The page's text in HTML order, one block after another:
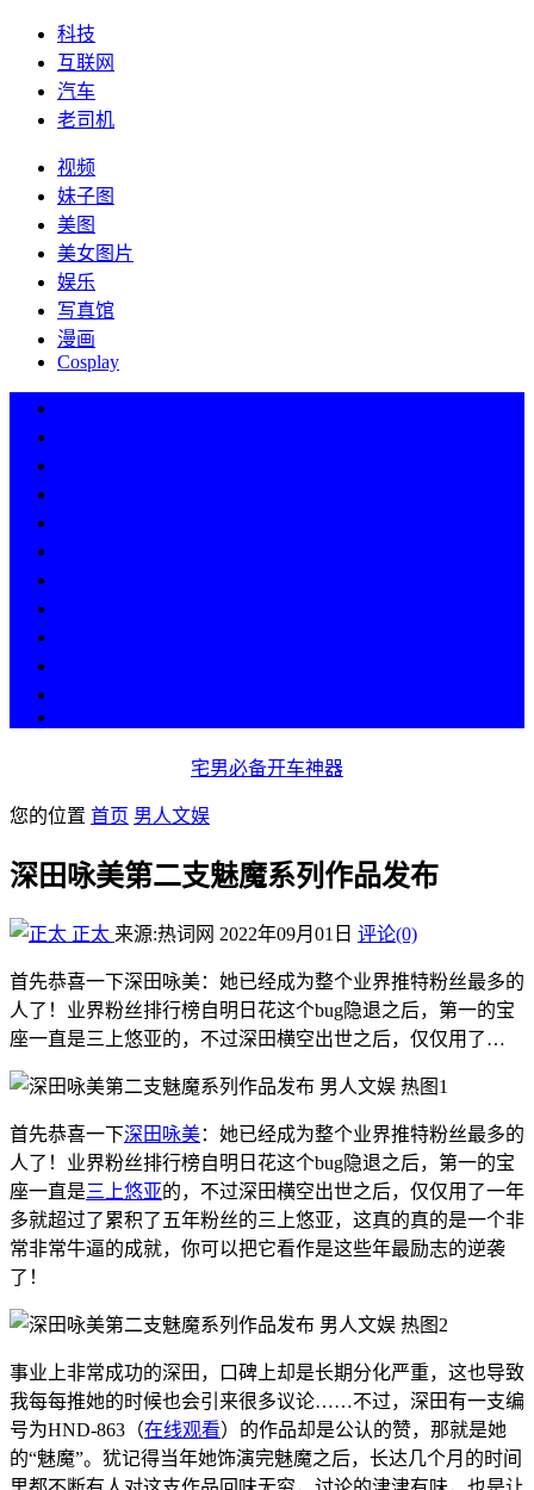
科技
互联网
汽车
老司机
视频
妹子图
美图
美女图片
娱乐
写真馆
漫画
Cosplay
宅男必备开车神器
您的位置 首页 男人文娱
深田咏美第二支魅魔系列作品发布
正太 来源:热词网 2022年09月01日 评论(0)
首先恭喜一下深田咏美：她已经成为整个业界推特粉丝最多的
人了！业界粉丝排行榜自明日花这个bug隐退之后，第一的宝
座一直是三上悠亚的，不过深田横空出世之后，仅仅用了…
首先恭喜一下深田咏美：她已经成为整个业界推特粉丝最多的
人了！业界粉丝排行榜自明日花这个bug隐退之后，第一的宝
座一直是三上悠亚的，不过深田横空出世之后，仅仅用了一年
多就超过了累积了五年粉丝的三上悠亚，这真的真的是一个非
常非常牛逼的成就，你可以把它看作是这些年最励志的逆袭
了！
事业上非常成功的深田，口碑上却是长期分化严重，这也导致
我每每推她的时候也会引来很多议论……不过，深田有一支编
号为HND-863（在线观看）的作品却是公认的赞，那就是她
的“魅魔”。犹记得当年她饰演完魅魔之后，长达几个月的时间